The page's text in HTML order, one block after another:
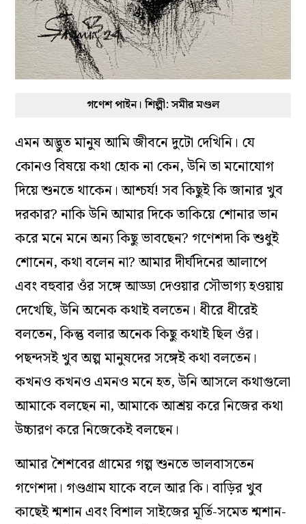
গণেশ পাইন। শিল্পী: সমীর মণ্ডল
এমন অদ্ভুত মানুষ আমি জীবনে দুটো দেখিনি। যে
কোনও বিষয়ে কথা হোক না কেন, উনি তা মনোযোগ
দিয়ে শুনতে থাকেন। আশ্চর্য! সব কিছুই কি জানার খুব
দরকার? নাকি উনি আমার দিকে তাকিয়ে শোনার ভান
করে মনে মনে অন্য কিছু ভাবছেন? গণেশদা কি শুধুই
শোনেন, কথা বলেন না? আমার দীর্ঘদিনের আলাপে
এবং বহুবার ওঁর সঙ্গে আড্ডা দেওয়ার সৌভাগ্য হওয়ায়
দেখেছি, উনি অনেক কথাই বলতেন। ধীরে ধীরেই
বলতেন, কিন্তু বলার অনেক কিছু কথাই ছিল ওঁর।
পছন্দসই খুব অল্প মানুষদের সঙ্গেই কথা বলতেন।
কখনও কখনও এমনও মনে হত, উনি আসলে কথাগুলো
আমাকে বলছেন না, আমাকে আশ্রয় করে নিজের কথা
উচ্চারণ করে নিজেকেই বলছেন।
আমার শৈশবের গ্রামের গল্প শুনতে ভালবাসতেন
গণেশদা। গণ্ডগ্রাম যাকে বলে আর কি। বাড়ির খুব
কাছেই শ্মশান এবং বিশাল সাইজের মূর্তি-সমেত শ্মশান-